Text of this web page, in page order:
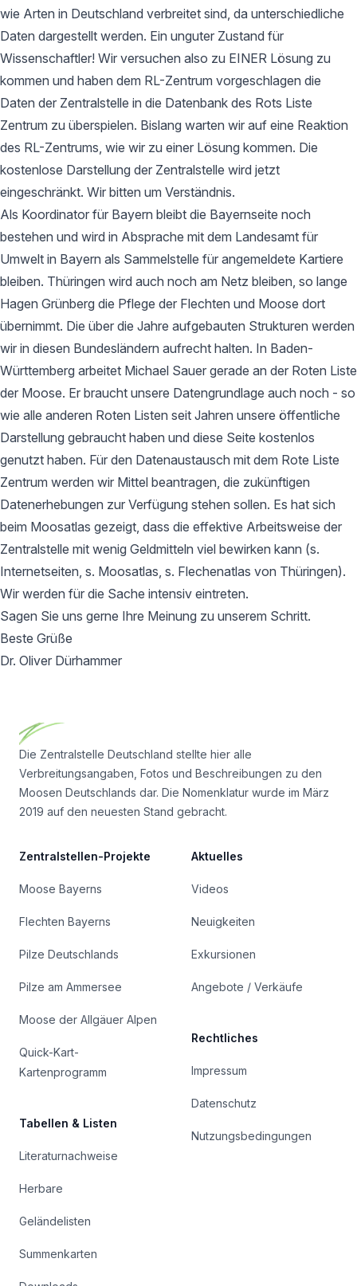
wie Arten in Deutschland verbreitet sind, da unterschiedliche
Daten dargestellt werden. Ein unguter Zustand für
Wissenschaftler! Wir versuchen also zu EINER Lösung zu
kommen und haben dem RL-Zentrum vorgeschlagen die
Daten der Zentralstelle in die Datenbank des Rots Liste
Zentrum zu überspielen. Bislang warten wir auf eine Reaktion
des RL-Zentrums, wie wir zu einer Lösung kommen. Die
kostenlose Darstellung der Zentralstelle wird jetzt
eingeschränkt. Wir bitten um Verständnis.
Als Koordinator für Bayern bleibt die Bayernseite noch
bestehen und wird in Absprache mit dem Landesamt für
Umwelt in Bayern als Sammelstelle für angemeldete Kartiere
bleiben. Thüringen wird auch noch am Netz bleiben, so lange
Hagen Grünberg die Pflege der Flechten und Moose dort
übernimmt. Die über die Jahre aufgebauten Strukturen werden
wir in diesen Bundesländern aufrecht halten. In Baden-
Württemberg arbeitet Michael Sauer gerade an der Roten Liste
der Moose. Er braucht unsere Datengrundlage auch noch - so
wie alle anderen Roten Listen seit Jahren unsere öffentliche
Darstellung gebraucht haben und diese Seite kostenlos
genutzt haben. Für den Datenaustausch mit dem Rote Liste
Zentrum werden wir Mittel beantragen, die zukünftigen
Datenerhebungen zur Verfügung stehen sollen. Es hat sich
beim Moosatlas gezeigt, dass die effektive Arbeitsweise der
Zentralstelle mit wenig Geldmitteln viel bewirken kann (s.
Internetseiten, s. Moosatlas, s. Flechenatlas von Thüringen).
Wir werden für die Sache intensiv eintreten.
Sagen Sie uns gerne Ihre Meinung zu unserem Schritt.
Beste Grüße
Dr. Oliver Dürhammer
Die Zentralstelle Deutschland stellte hier alle
Verbreitungsangaben, Fotos und Beschreibungen zu den
Moosen Deutschlands dar. Die Nomenklatur wurde im März
2019 auf den neuesten Stand gebracht.
Zentralstellen-Projekte
Moose Bayerns
Flechten Bayerns
Pilze Deutschlands
Pilze am Ammersee
Moose der Allgäuer Alpen
Quick-Kart-
Kartenprogramm
Tabellen & Listen
Literaturnachweise
Herbare
Geländelisten
Summenkarten
Aktuelles
Videos
Neuigkeiten
Exkursionen
Angebote / Verkäufe
Rechtliches
Impressum
Datenschutz
Nutzungsbedingungen